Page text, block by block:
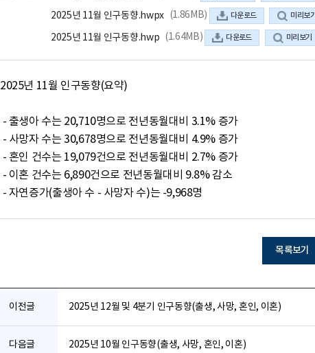
2025년 11월 인구동향.hwpx (1.86MB) 다운로드 미리보기
2025년 11월 인구동향.hwp (1.64MB) 다운로드 미리보기
2025년 11월 인구동향(요약)
- 자연증가(출생아 수 - 사망자 수)는 -9,968명
목록보기
이전글 2025년 12월 및 4분기 인구동향(출생, 사망, 혼인, 이혼)
다음글 2025년 10월 인구동향(출생, 사망, 혼인, 이혼)